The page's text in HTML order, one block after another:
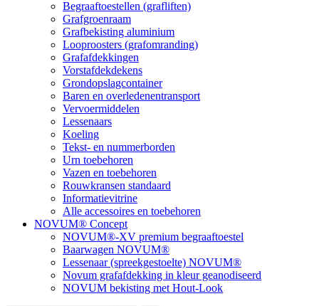
Begraaftoestellen (grafliften)
Grafgroenraam
Grafbekisting aluminium
Looproosters (grafomranding)
Grafafdekkingen
Vorstafdekdekens
Grondopslagcontainer
Baren en overledenentransport
Vervoermiddelen
Lessenaars
Koeling
Tekst- en nummerborden
Urn toebehoren
Vazen en toebehoren
Rouwkransen standaard
Informatievitrine
Alle accessoires en toebehoren
NOVUM® Concept
NOVUM®-XV premium begraaftoestel
Baarwagen NOVUM®
Lessenaar (spreekgestoelte) NOVUM®
Novum grafafdekking in kleur geanodiseerd
NOVUM bekisting met Hout-Look